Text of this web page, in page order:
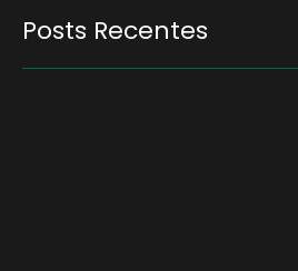
Posts Recentes